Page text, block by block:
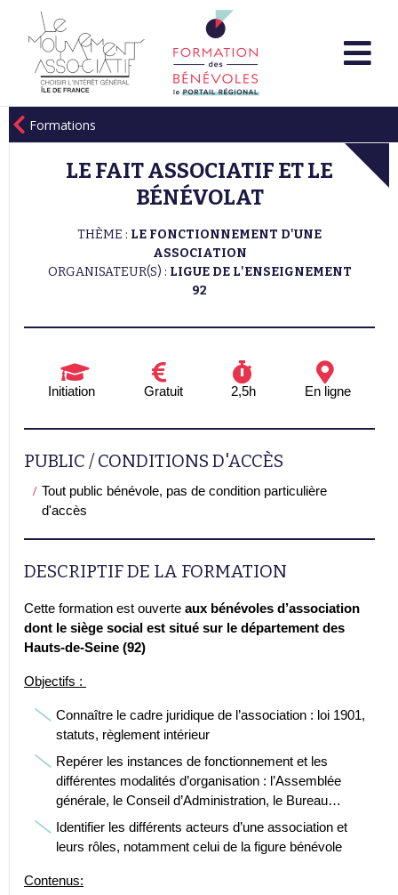
Formations
LE FAIT ASSOCIATIF ET LE
BÉNÉVOLAT
THÈME : LE FONCTIONNEMENT D'UNE
ASSOCIATION
ORGANISATEUR(S) : LIGUE DE L'ENSEIGNEMENT
92
Initiation Gratuit 2,5h En ligne
PUBLIC / CONDITIONS D'ACCÈS
Tout public bénévole, pas de condition particulière
d'accès
DESCRIPTIF DE LA FORMATION
Cette formation est ouverte aux bénévoles d’association
dont le siège social est situé sur le département des
Hauts-de-Seine (92)
Objectifs :
Connaître le cadre juridique de l’association : loi 1901,
statuts, règlement intérieur
Repérer les instances de fonctionnement et les
différentes modalités d’organisation : l’Assemblée
générale, le Conseil d’Administration, le Bureau…
Identifier les différents acteurs d’une association et
leurs rôles, notamment celui de la figure bénévole
Contenus: